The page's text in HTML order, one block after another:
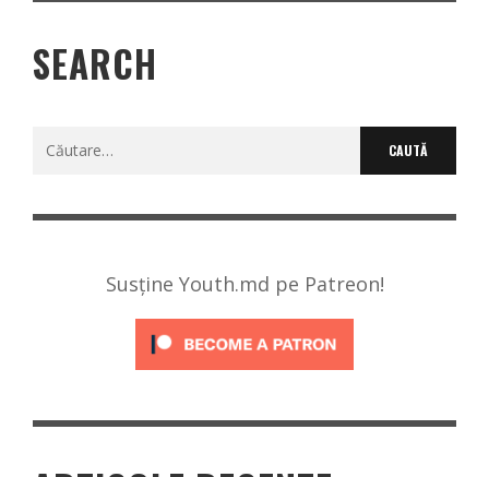
SEARCH
Susține Youth.md pe Patreon!